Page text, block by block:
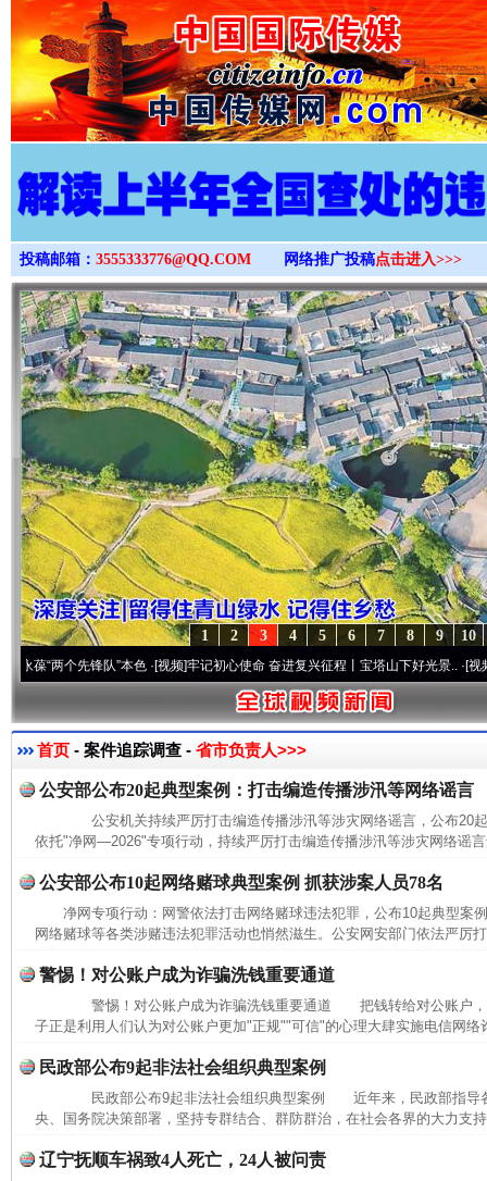
>
投稿邮箱： 3555333776@QQ.COM 网络推广投稿点击进入>>>
10
9
8
7
6
5
4
3
2
1
个先锋队”本色·[视频]牢记初心使命 奋进复兴征程丨宝塔山下好光景..·[视频]因党
首页 - 案件追踪调查 - 省市负责人>>>
公安部公布20起典型案例：打击编造传播涉汛等网络谣言
公安机关持续严厉打击编造传播涉汛等涉灾网络谣言，公布
依托"净网—2026"专项行动，持续严厉打击编造传播涉汛等涉灾网络谣
公安部公布10起网络赌球典型案例 抓获涉案人员78名
净网专项行动：网警依法打击网络赌球违法犯罪，公布10起典型
网络赌球等各类涉赌违法犯罪活动也悄然滋生。公安网安部门依法严厉
警惕！对公账户成为诈骗洗钱重要通道
警惕！对公账户成为诈骗洗钱重要通道 把钱转给对公账户，
子正是利用人们认为对公账户更加"正规""可信"的心理大肆实施电信网络
民政部公布9起非法社会组织典型案例
民政部公布9起非法社会组织典型案例 近年来，民政部指导
央、国务院决策部署，坚持专群结合、群防群治，在社会各界的大力支
辽宁抚顺车祸致4人死亡，24人被问责